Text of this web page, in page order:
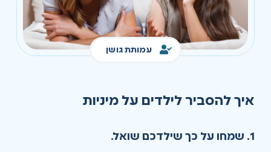
עמותת גושן
איך להסביר לילדים על מיניות
1. שמחו על כך שילדכם שואל.